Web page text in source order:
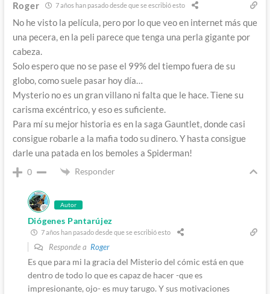
Roger 7 años han pasado desde que se escribió esto
No he visto la película, pero por lo que veo en internet más que
una pecera, en la peli parece que tenga una perla gigante por
cabeza.
Solo espero que no se pase el 99% del tiempo fuera de su
globo, como suele pasar hoy día…
Mysterio no es un gran villano ni falta que le hace. Tiene su
carisma excéntrico, y eso es suficiente.
Para mí su mejor historia es en la saga Gauntlet, donde casi
consigue robarle a la mafia todo su dinero. Y hasta consigue
darle una patada en los bemoles a Spiderman!
0 Responder
Autor
Diógenes Pantarújez
7 años han pasado desde que se escribió esto
Responde a Roger
Es que para mi la gracia del Misterio del cómic está en que
dentro de todo lo que es capaz de hacer -que es
impresionante, ojo- es muy tarugo. Y sus motivaciones